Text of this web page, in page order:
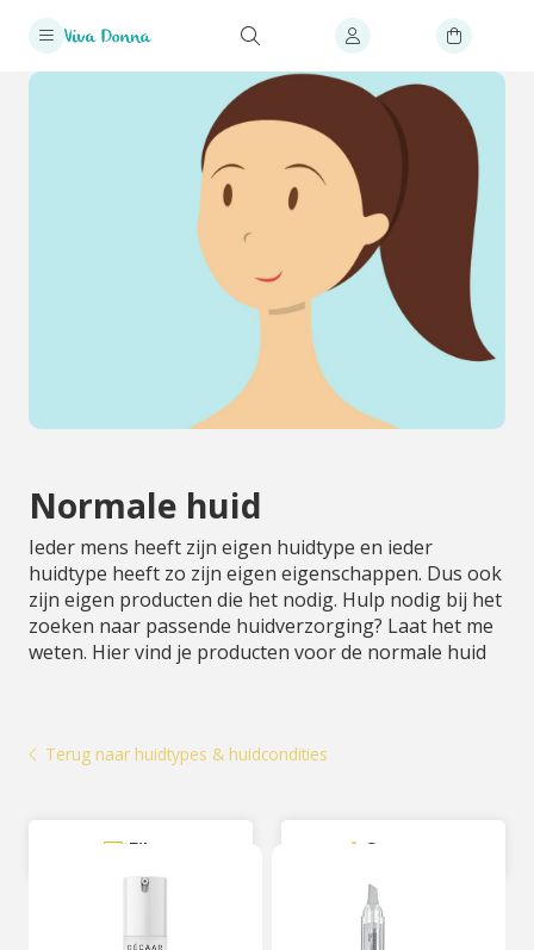
Normale huid
Ieder mens heeft zijn eigen huidtype en ieder
huidtype heeft zo zijn eigen eigenschappen. Dus ook
zijn eigen producten die het nodig. Hulp nodig bij het
zoeken naar passende huidverzorging? Laat het me
weten. Hier vind je producten voor de normale huid
Terug naar huidtypes & huidcondities
Filter Sorteer